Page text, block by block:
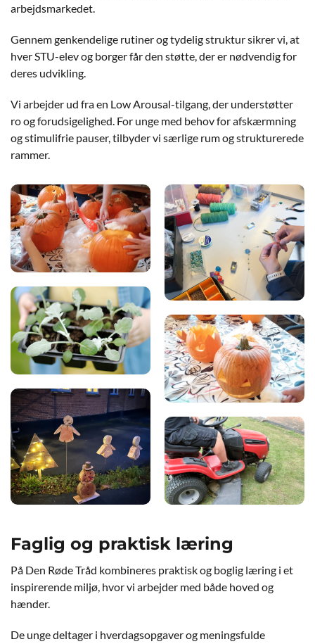
arbejdsmarkedet.
Gennem genkendelige rutiner og tydelig struktur sikrer vi, at
hver STU-elev og borger får den støtte, der er nødvendig for
deres udvikling.
Vi arbejder ud fra en Low Arousal-tilgang, der understøtter
ro og forudsigelighed. For unge med behov for afskærmning
og stimulifrie pauser, tilbyder vi særlige rum og strukturerede
rammer.
Faglig og praktisk læring
På Den Røde Tråd kombineres praktisk og boglig læring i et
inspirerende miljø, hvor vi arbejder med både hoved og
hænder.
De unge deltager i hverdagsopgaver og meningsfulde